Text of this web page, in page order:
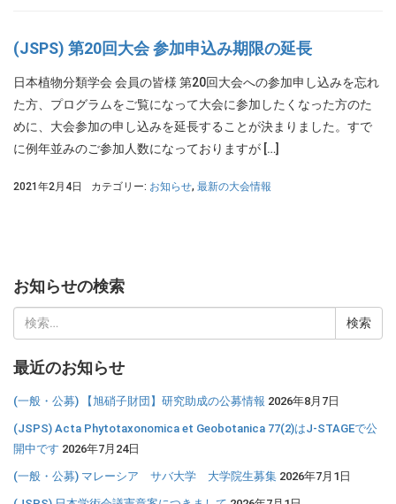
(JSPS) 第20回大会 参加申込み期限の延長
日本植物分類学会 会員の皆様 第20回大会への参加申し込みを忘れ
た方、プログラムをご覧になって大会に参加したくなった方のた
めに、大会参加の申し込みを延長することが決まりました。すで
に例年並みのご参加人数になっておりますが […]
2021年2月4日 カテゴリー: お知らせ, 最新の大会情報
お知らせの検索
索:
最近のお知らせ
(一般・公募) 【旭硝子財団】研究助成の公募情報 2026年8月7日
(JSPS) Acta Phytotaxonomica et Geobotanica 77(2)はJ-STAGEで公
開中です 2026年7月24日
(一般・公募) マレーシア サバ大学 大学院生募集 2026年7月1日